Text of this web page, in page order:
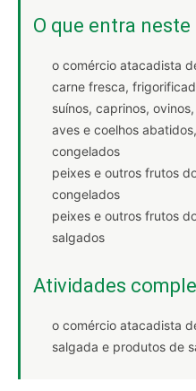
O que entra
o comércio atacadista
carne fresca,
suínos, caprinos,
aves e coelhos
congelados
peixes e outros frutos
congelados
peixes e outros frutos
salgados
Atividades
o comércio atacadista
salgada e produtos de